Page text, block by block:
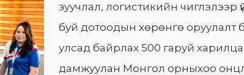
зуучлал, логистикийн чиглэлээр
буй дотоодын хөрөнгө оруулалт
улсад байрлах 500 гаруй
дамжуулан Монгол орныхоо